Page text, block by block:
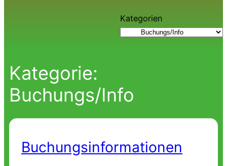
Kategorien
Kategorie:
Buchungs/Info
Buchungsinformationen